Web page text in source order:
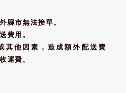
縣市無法接單。
費用。
其他因素，造成額外配送費
收運費。